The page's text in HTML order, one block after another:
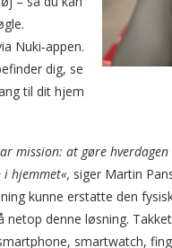
Nuki‑appen.
dig, se
til dit hjem
mission: at gøre
hjemmet«, siger Martin
kunne erstatte den
netop denne løsning.
smartwatch,